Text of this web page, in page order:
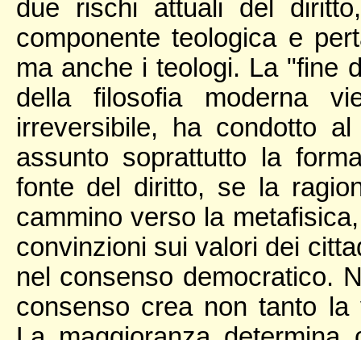
due rischi attuali del
componente teologica e
ma anche i teologi. La "fine
della filosofia moderna
irreversibile, ha condotto
assunto soprattutto la
fonte del diritto, se la
cammino verso la
convinzioni sui valori dei
nel consenso democratico.
consenso crea non tanto la